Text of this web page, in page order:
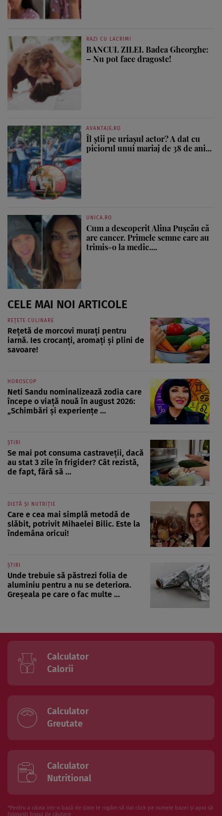
RAZI CU LACRIMI
BANCUL ZILEI. Badea Gheorghe:
– Nu pot face dragoste!
AVANTAJE.RO
Îl știi pe uriașul actor? A dat cu
piciorul unui mariaj de 38 de ani...
UNICA.RO
Cum a descoperit Alina Pușcău că
are cancer. Primele semne care au
trimis-o la medic....
CELE MAI NOI ARTICOLE
REȚETE CULINARE
Rețetă de morcovi murați pentru
iarnă. Ies crocanți, aromați și plini de
savoare!
HOROSCOP
Neti Sandu nominalizează zodia care
începe o viață nouă în august 2026:
„Schimbări și experiențe ...
ȘTIRI
Se mai pot consuma castraveții, dacă
au stat 3 zile în frigider? Cât rezistă,
de fapt, fără să ...
DIETĂ ȘI NUTRIȚIE
Care e cea mai simplă metodă de
slăbit, potrivit Mihaelei Bilic. Este la
îndemâna oricui!
ȘTIRI
Unde trebuie să păstrezi folia de
aluminiu pentru a nu se deteriora.
Greșeala pe care o fac multe ...
Calculator
Calorii
Calculator
Greutate
Calculator
Nutritional
*Pentru a căuta intr-o bază de date te rugăm să dai click pe numele bazei și apoi să
folosesti boxul de căutare